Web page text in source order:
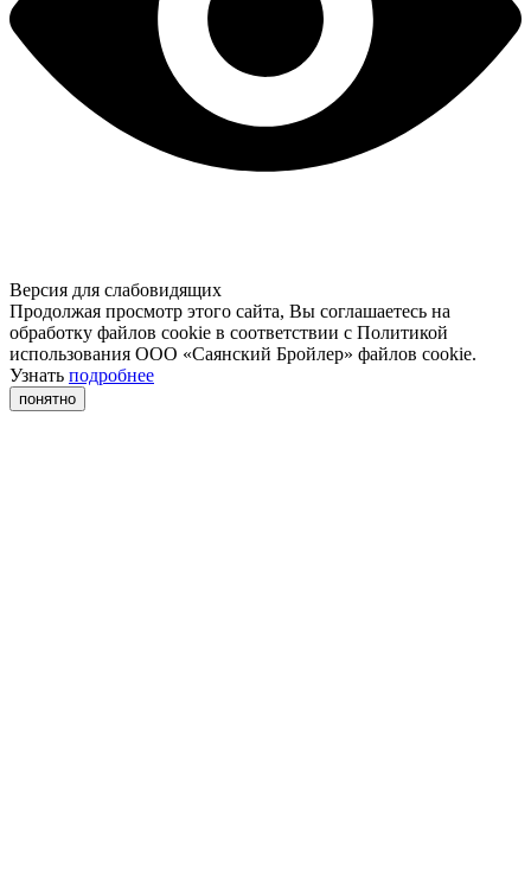
Версия для слабовидящих
Продолжая просмотр этого сайта, Вы соглашаетесь на
обработку файлов cookie в соответствии с Политикой
использования ООО «Саянский Бройлер» файлов cookie.
Узнать подробнее
понятно